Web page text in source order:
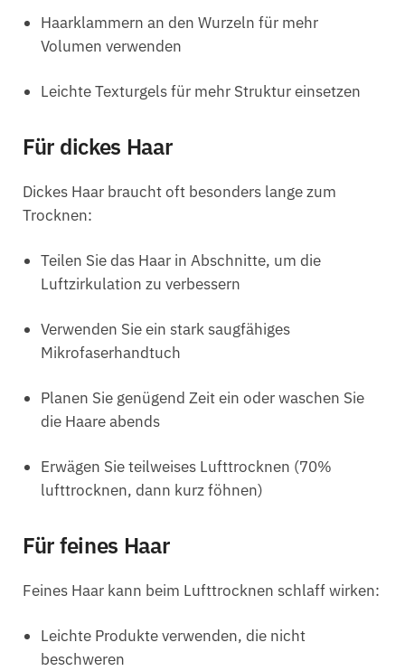
Haarklammern an den Wurzeln für mehr
Volumen verwenden
Leichte Texturgels für mehr Struktur einsetzen
Für dickes Haar
Dickes Haar braucht oft besonders lange zum
Trocknen:
Teilen Sie das Haar in Abschnitte, um die
Luftzirkulation zu verbessern
Verwenden Sie ein stark saugfähiges
Mikrofaserhandtuch
Planen Sie genügend Zeit ein oder waschen Sie
die Haare abends
Erwägen Sie teilweises Lufttrocknen (70%
lufttrocknen, dann kurz föhnen)
Für feines Haar
Feines Haar kann beim Lufttrocknen schlaff wirken:
Leichte Produkte verwenden, die nicht
beschweren